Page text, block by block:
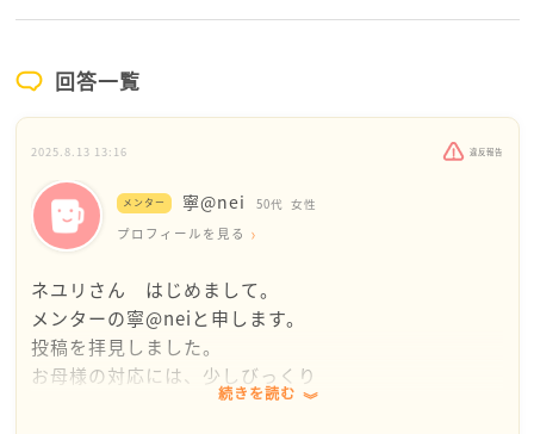
回答一覧
2025.8.13 13:16 違反報告
メンター 寧@nei 50代 女性
プロフィールを見る
ネユリさん はじめまして。
メンターの寧@neiと申します。
投稿を拝見しました。
お母様の対応には、少しびっくり
されたのでしょうね。続きを読む